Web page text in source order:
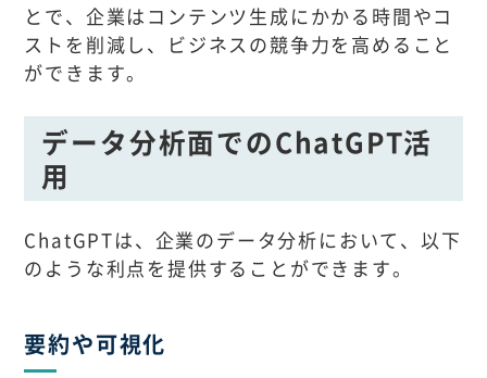
とで、企業はコンテンツ生成にかかる時間やコ
ストを削減し、ビジネスの競争力を高めること
ができます。
データ分析面でのChatGPT活
用
ChatGPTは、企業のデータ分析において、以下
のような利点を提供することができます。
要約や可視化